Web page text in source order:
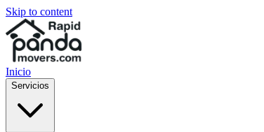
Skip to content
Inicio
Servicios